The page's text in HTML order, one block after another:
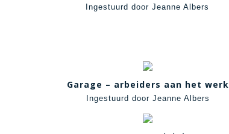
Ingestuurd door Jeanne Albers
Garage – arbeiders aan het werk
Ingestuurd door Jeanne Albers